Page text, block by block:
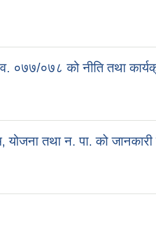
०७८ को नीति तथा
तथा न. पा. को जानकारी